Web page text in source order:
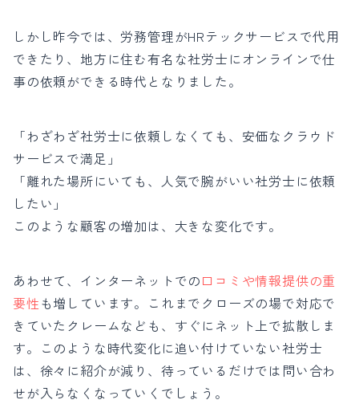
しかし昨今では、労務管理がHRテックサービスで代用
できたり、地方に住む有名な社労士にオンラインで仕
事の依頼ができる時代となりました。
「わざわざ社労士に依頼しなくても、安価なクラウド
サービスで満足」
「離れた場所にいても、人気で腕がいい社労士に依頼
したい」
このような顧客の増加は、大きな変化です。
あわせて、インターネットでの口コミや情報提供の重
要性も増しています。これまでクローズの場で対応で
きていたクレームなども、すぐにネット上で拡散しま
す。 こ のような時代変化に追い付けていない社労士
は、徐々に紹介が減り、待っているだけでは問い合わ
せが入らなくなっていくでしょう。